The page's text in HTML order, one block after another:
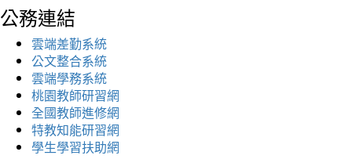
公務連結
雲端差勤系統
公文整合系統
雲端學務系統
桃園教師研習網
全國教師進修網
特教知能研習網
學生學習扶助網